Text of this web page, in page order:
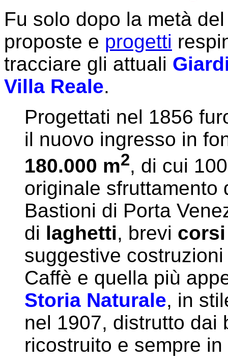
Fu solo dopo la metà
proposte e progetti
tracciare gli attuali
Villa Reale.
Progettati nel 1856
il nuovo ingresso in
180.000 m2, di cui
originale sfruttamento
Bastioni di Porta
di laghetti, brevi corsi
suggestive
Caffè e quella più
Storia Naturale, in
nel 1907, distrutto dai
ricostruito e sempre